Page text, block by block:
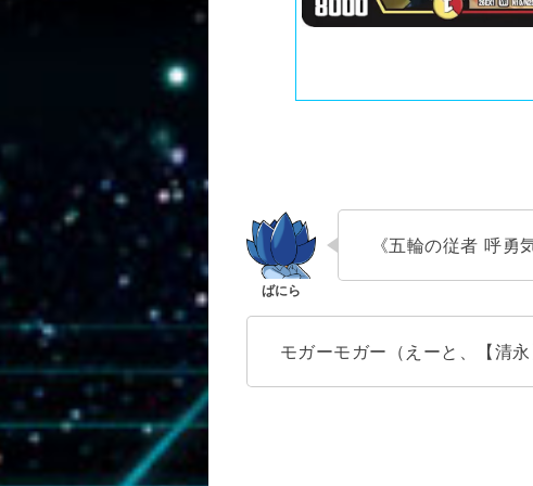
《五輪の従者 呼勇
モガーモガー（えーと、【清永